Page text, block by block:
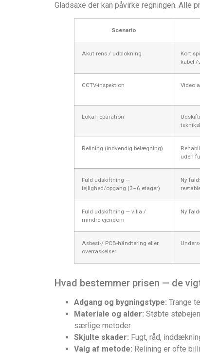
Gladsaxe der kan påvirke regningen. Alle
Scenario
Akut rens / udblokning
Kort
kabel-/
CCTV-inspektion Video
Lokal reparation
Relining (indvendig belægning)
uden
Fuld udskiftning —
lejlighed/opgang (3–6 etager)
Ny
Fuld udskiftning — villa /
mindre ejendom
Ny
Asbest-/ PCB-håndtering eller
overraskelser
Hvad bestemmer prisen — de
Adgang og bygningstype: Trange
Materiale og alder: Støbte
særlige metoder.
Skjulte skader: Fugt, råd,
Valg af metode: Relining er ofte